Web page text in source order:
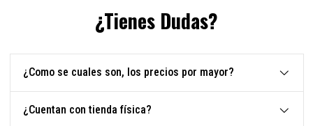
¿Tienes Dudas?
¿Como se cuales son, los precios por mayor?
¿Cuentan con tienda física?